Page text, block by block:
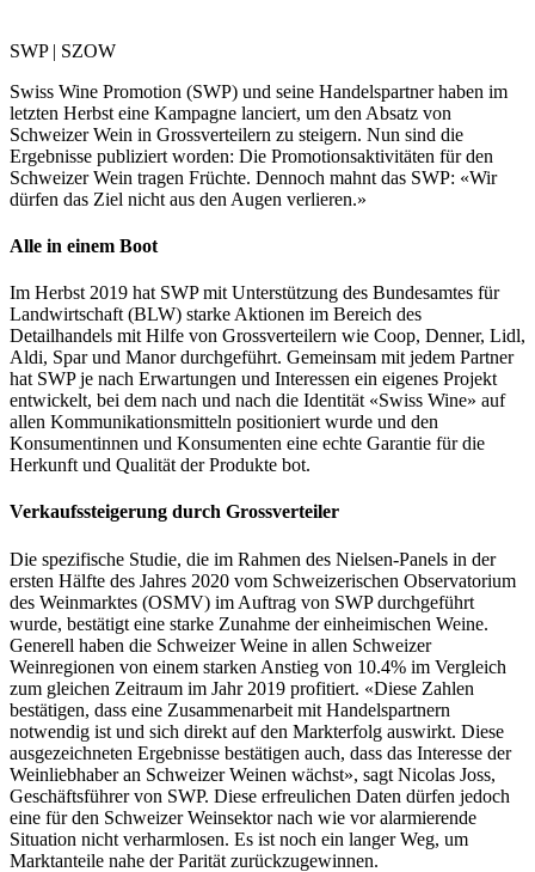
SWP | SZOW
Swiss Wine Promotion (SWP) und seine Handelspartner haben im
letzten Herbst eine Kampagne lanciert, um den Absatz von
Schweizer Wein in Grossverteilern zu steigern. Nun sind die
Ergebnisse publiziert worden: Die Promotionsaktivitäten für den
Schweizer Wein tragen Früchte. Dennoch mahnt das SWP: «Wir
dürfen das Ziel nicht aus den Augen verlieren.»
Alle in einem Boot
Im Herbst 2019 hat SWP mit Unterstützung des Bundesamtes für
Landwirtschaft (BLW) starke Aktionen im Bereich des
Detailhandels mit Hilfe von Grossverteilern wie Coop, Denner, Lidl,
Aldi, Spar und Manor durchgeführt. Gemeinsam mit jedem Partner
hat SWP je nach Erwartungen und Interessen ein eigenes Projekt
entwickelt, bei dem nach und nach die Identität «Swiss Wine» auf
allen Kommunikationsmitteln positioniert wurde und den
Konsumentinnen und Konsumenten eine echte Garantie für die
Herkunft und Qualität der Produkte bot.
Verkaufssteigerung durch Grossverteiler
Die spezifische Studie, die im Rahmen des Nielsen-Panels in der
ersten Hälfte des Jahres 2020 vom Schweizerischen Observatorium
des Weinmarktes (OSMV) im Auftrag von SWP durchgeführt
wurde, bestätigt eine starke Zunahme der einheimischen Weine.
Generell haben die Schweizer Weine in allen Schweizer
Weinregionen von einem starken Anstieg von 10.4% im Vergleich
zum gleichen Zeitraum im Jahr 2019 profitiert. «Diese Zahlen
bestätigen, dass eine Zusammenarbeit mit Handelspartnern
notwendig ist und sich direkt auf den Markterfolg auswirkt. Diese
ausgezeichneten Ergebnisse bestätigen auch, dass das Interesse der
Weinliebhaber an Schweizer Weinen wächst», sagt Nicolas Joss,
Geschäftsführer von SWP. Diese erfreulichen Daten dürfen jedoch
eine für den Schweizer Weinsektor nach wie vor alarmierende
Situation nicht verharmlosen. Es ist noch ein langer Weg, um
Marktanteile nahe der Parität zurückzugewinnen.